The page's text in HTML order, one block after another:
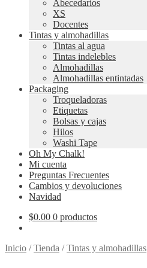
Abecedarios
XS
Docentes
Tintas y almohadillas
Tintas al agua
Tintas indelebles
Almohadillas
Almohadillas entintadas
Packaging
Troqueladoras
Etiquetas
Bolsas y cajas
Hilos
Washi Tape
Oh My Chalk!
Mi cuenta
Preguntas Frecuentes
Cambios y devoluciones
Navidad
$0.00 0 productos
Inicio /Tienda /Tintas y almohadillas